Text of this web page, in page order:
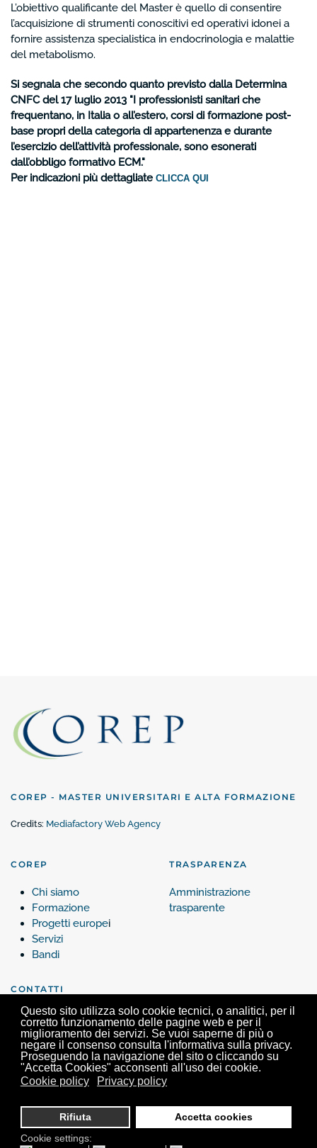
Questo sito utilizza solo cookie tecnici, o analitici, per il
corretto funzionamento delle pagine web e per il
miglioramento dei servizi. Se vuoi saperne di più o
negare il consenso consulta l'informativa sulla privacy.
Proseguendo la navigazione del sito o cliccando su
"Accetta Cookies" acconsenti all'uso dei cookie.
Cookie policy
Privacy policy
Rifiuta
Accetta cookies
Cookie settings:
L’obiettivo qualificante del Master è quello di consentire
l’acquisizione di strumenti conoscitivi ed operativi idonei a
fornire assistenza specialistica in endocrinologia e malattie
del metabolismo.
Si segnala che secondo quanto previsto dalla Determina
CNFC del 17 luglio 2013 "I professionisti sanitari che
frequentano, in Italia o all’estero, corsi di formazione post-
base propri della categoria di appartenenza e durante
l’esercizio dell’attività professionale, sono esonerati
dall’obbligo formativo ECM."
Per indicazioni più dettagliate CLICCA QUI
COREP - MASTER UNIVERSITARI E ALTA FORMAZIONE
Credits: Mediafactory Web Agency
COREP
Chi siamo
Formazione
Progetti europei
Servizi
Bandi
TRASPARENZA
Amministrazione
trasparente
CONTATTI
Contattaci
Corep, Via Verdi 25 - 10124 Torino - Tel. +39 011 63.99.200 -